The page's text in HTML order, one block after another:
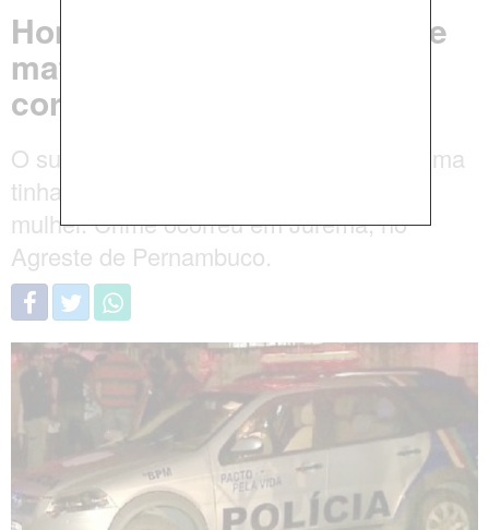
Homem é preso suspeito de
matar padrasto e esconder
corpo por quase um ano
O suspeito dizia para a família que a vítima
tinha ido morar em Maceió com outra
mulher. Crime ocorreu em Jurema, no
Agreste de Pernambuco.